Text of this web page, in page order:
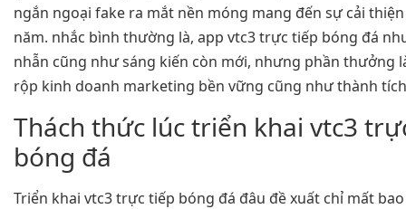
ngắn ngoại fake ra mắt nền móng mang đến sự cải
năm. nhắc bình thường là, app vtc3 trực tiếp bóng đá
nhẫn cũng như sáng kiến còn mới, nhưng phần thưởng
rộp kinh doanh marketing bền vững cũng như thành
Thách thức lúc triển khai vtc3
bóng đá
Triển khai vtc3 trực tiếp bóng đá đâu đề xuất chỉ mất